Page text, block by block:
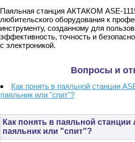
Паяльная станция АКТАКОМ ASE-
любительского оборудования к
инструменту, созданному для
эффективность, точность и
с электроникой.
Вопросы и
Как понять в паяльной станции
паяльник или "спит"?
Как понять в паяльной станции
паяльник или "спит"?